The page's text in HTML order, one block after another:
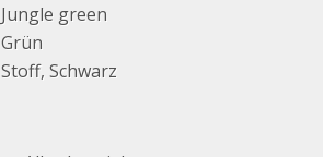
Jungle green
Grün
Stoff, Schwarz